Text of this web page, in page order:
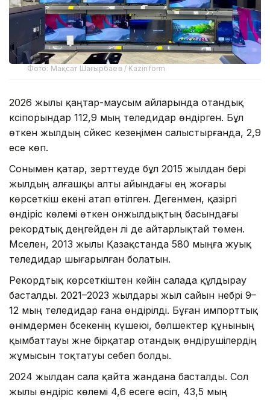
Фото: Мақсат Шағырбаев / Kazinform
2026 жылы қаңтар-маусым айларында отандық
кәсіпорындар 112,9 мың теледидар өндірген. Бұл
өткен жылдың сәйкес кезеңімен салыстырғанда, 2,9
есе көп.
Сонымен қатар, зерттеуде бұл 2015 жылдан бері
жылдың алғашқы алты айындағы ең жоғары
көрсеткіш екені атап өтілген. Дегенмен, қазіргі
өндіріс көлемі өткен онжылдықтың басындағы
рекордтық деңгейден әлі де айтарлықтай төмен.
Мәселен, 2013 жылы Қазақстанда 580 мыңға жуық
теледидар шығарылған болатын.
Рекордтық көрсеткіштен кейін салада құлдырау
басталды. 2021–2023 жылдары жыл сайын небәрі 9–
12 мың теледидар ғана өндірілді. Бұған импорттық
өнімдермен бәсекенің күшеюі, бөлшектер құнының
қымбаттауы және бірқатар отандық өндірушілердің
жұмысын тоқтатуы себеп болды.
2024 жылдан сала қайта жандана басталды. Сол
жылы өндіріс көлемі 4,6 есеге өсіп, 43,5 мың